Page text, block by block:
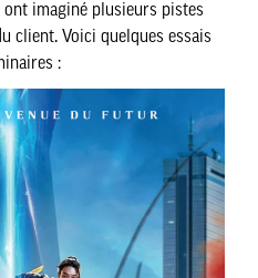
imaginé plusieurs pistes
client. Voici quelques essais
: